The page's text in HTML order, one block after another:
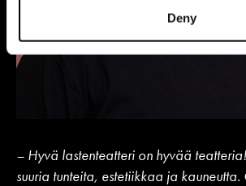
Deny
– Hyvä lastenteatteri on hyvää
suuria tunteita, estetiikkaa ja kauneutta.